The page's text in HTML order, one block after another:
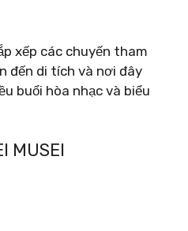
xếp các chuyến tham
đến di tích và nơi đây
buổi hòa nhạc và biểu
MUSEI